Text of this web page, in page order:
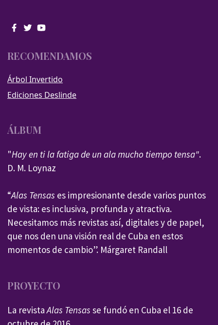
RECOMENDAMOS
Árbol Invertido
Ediciones Deslinde
ÁLBUM
"Hay en ti la fatiga de un ala mucho tiempo tensa".
D. M. Loynaz
“Alas Tensas es impresionante desde varios puntos
de vista: es inclusiva, profunda y atractiva.
Necesitamos más revistas así, digitales y de papel,
que nos den una visión real de Cuba en estos
momentos de cambio”. Márgaret Randall
PROYECTO
La revistaAlas Tensas se fundó en Cuba el 16 de